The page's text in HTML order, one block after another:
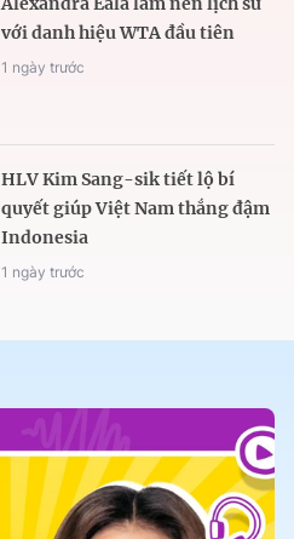
với danh hiệu WTA đầu tiên
1 ngày trước
HLV Kim Sang-sik tiết lộ bí
quyết giúp Việt Nam thắng đậm
Indonesia
1 ngày trước